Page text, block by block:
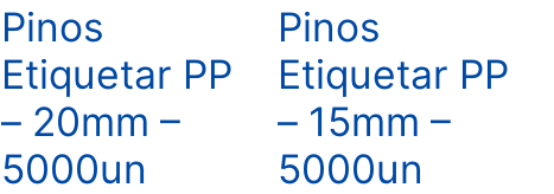
Pinos
Etiquetar PP
– 20mm –
5000un
Pinos
Etiquetar PP
– 15mm –
5000un